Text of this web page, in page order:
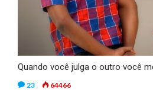
Quando você julga o outro você
23 64466